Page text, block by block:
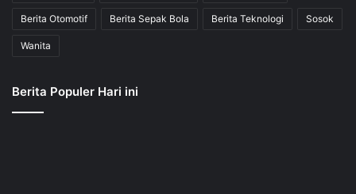
Berita Otomotif Berita Sepak Bola Berita Teknologi Sosok
Wanita
Berita Populer Hari ini